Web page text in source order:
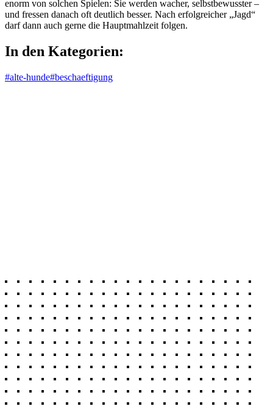
enorm von solchen Spielen: Sie werden wacher, selbstbewusster –
und fressen danach oft deutlich besser. Nach erfolgreicher „Jagd“
darf dann auch gerne die Hauptmahlzeit folgen.
In den Kategorien:
#alte-hunde#beschaeftigung